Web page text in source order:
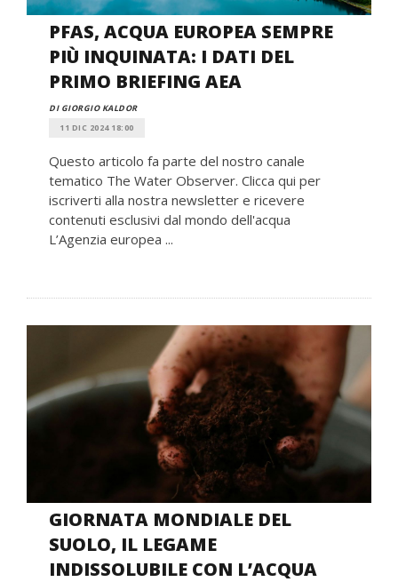
PFAS, ACQUA EUROPEA SEMPRE
PIÙ INQUINATA: I DATI DEL
PRIMO BRIEFING AEA
DI GIORGIO KALDOR
11 DIC 2024 18:00
Questo articolo fa parte del nostro canale
tematico The Water Observer. Clicca qui per
iscriverti alla nostra newsletter e ricevere
contenuti esclusivi dal mondo dell'acqua
L’Agenzia europea ...
GIORNATA MONDIALE DEL
SUOLO, IL LEGAME
INDISSOLUBILE CON L’ACQUA